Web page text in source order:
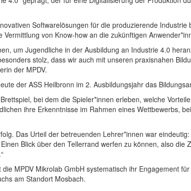
Softwarelösungen für die produzierende
von Know-how an die zukünftigen
um Jugendliche in der Ausbildung an Industrie 4.0
stolz, dass wir auch mit unseren praxisnahen
der MPDV.
der ASS Heilbronn im 2. Ausbildungsjahr das
bei dem die Spieler*innen erleben, welche
ihre Erkenntnisse im Rahmen eines Wettbewerbs,
Das Urteil der betreuenden Lehrer*innen war
Blick über den Tellerrand werfen zu können, also die
MPDV Mikrolab GmbH systematisch ihr Engagement
am Standort Mosbach.